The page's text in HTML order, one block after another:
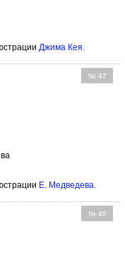
Джима Кея.
№ 47
Е. Медведева
№ 48